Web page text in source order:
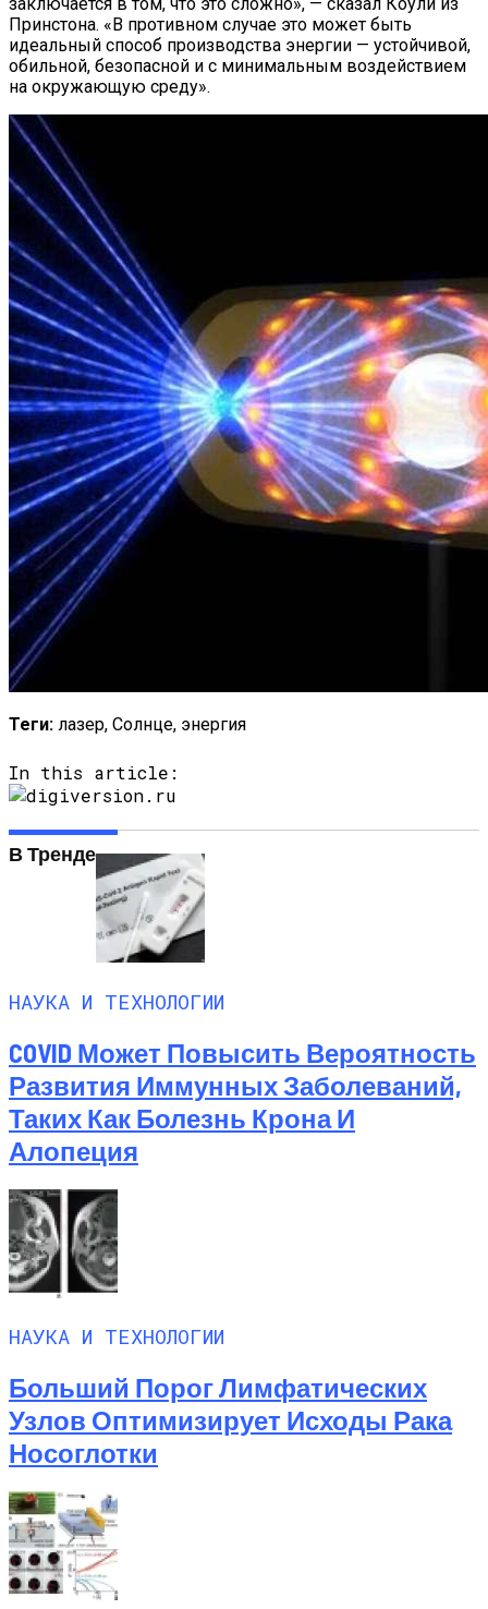
Принстона. «В противном случае это может быть
идеальный способ производства энергии — устойчивой,
обильной, безопасной и с минимальным воздействием
на окружающую среду».
Теги: лазер, Солнце, энергия
In this article:
В Тренде
НАУКА И ТЕХНОЛОГИИ
COVID Может Повысить Вероятность
Развития Иммунных Заболеваний,
Таких Как Болезнь Крона И
Алопеция
НАУКА И ТЕХНОЛОГИИ
Больший Порог Лимфатических
Узлов Оптимизирует Исходы Рака
Носоглотки